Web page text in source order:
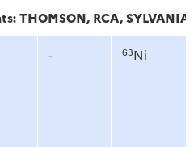
THOMSON, RCA,
- 63Ni